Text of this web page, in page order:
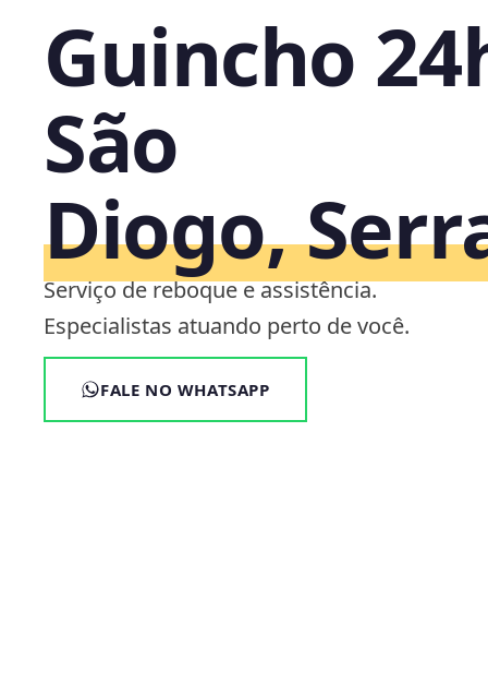
Guincho
São
Diogo,
Serviço de reboque e assistência.
Especialistas atuando perto de você.
FALE NO WHATSAPP